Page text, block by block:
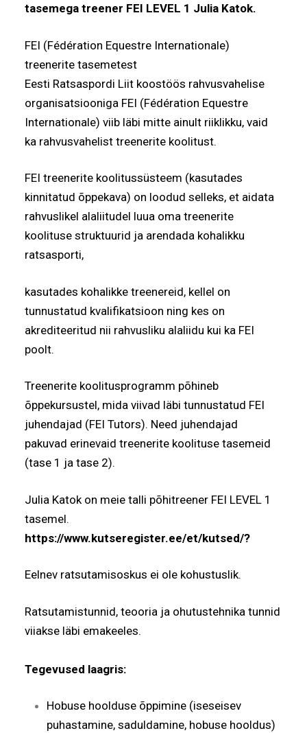
tasemega treener FEI LEVEL 1 Julia Katok.
FEI (Fédération Equestre Internationale)
treenerite tasemetest
Eesti Ratsaspordi Liit koostöös rahvusvahelise
organisatsiooniga FEI (Fédération Equestre
Internationale) viib läbi mitte ainult riiklikku, vaid
ka rahvusvahelist treenerite koolitust.
FEI treenerite koolitussüsteem (kasutades
kinnitatud õppekava) on loodud selleks, et aidata
rahvuslikel alaliitudel luua oma treenerite
koolituse struktuurid ja arendada kohalikku
ratsasporti,
kasutades kohalikke treenereid, kellel on
tunnustatud kvalifikatsioon ning kes on
akrediteeritud nii rahvusliku alaliidu kui ka FEI
poolt.
Treenerite koolitusprogramm põhineb
õppekursustel, mida viivad läbi tunnustatud FEI
juhendajad (FEI Tutors). Need juhendajad
pakuvad erinevaid treenerite koolituse tasemeid
(tase 1 ja tase 2).
Julia Katok on meie talli põhitreener FEI LEVEL 1
tasemel.
https://www.kutseregister.ee/et/kutsed/?
Eelnev ratsutamisoskus ei ole kohustuslik.
Ratsutamistunnid, teooria ja ohutustehnika tunnid
viiakse läbi emakeeles.
Tegevused laagris:
Hobuse hoolduse õppimine (iseseisev
puhastamine, saduldamine, hobuse hooldus)